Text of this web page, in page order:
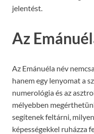
jelentést.
Az
Az Emánuéla név
hanem egy lenyomat a
numerológia és az
mélyebben
segítenek feltárni,
képességekkel ruházza